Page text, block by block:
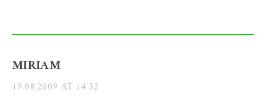
MIRIAM
19.08.2009 AT 14:32